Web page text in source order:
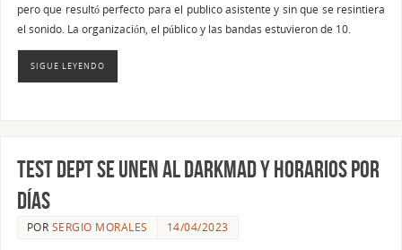
pero que resultó perfecto para el publico asistente y sin que se resintiera
el sonido. La organización, el público y las bandas estuvieron de 10.
SIGUE LEYENDO
Test Dept se unen al DarkMad y horarios por
días
POR SERGIO MORALES 14/04/2023